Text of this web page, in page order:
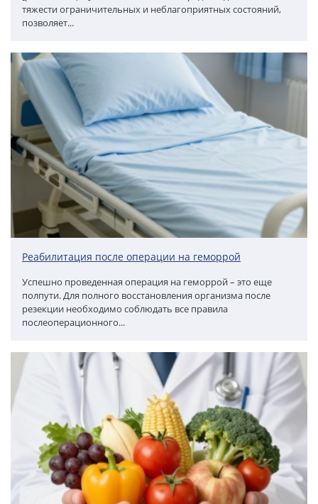
тяжести ограничительных и неблагоприятных состояний,
позволяет...
Реабилитация после операции на геморрой
Успешно проведенная операция на геморрой – это еще
полпути. Для полного восстановления организма после
резекции необходимо соблюдать все правила
послеоперационного...